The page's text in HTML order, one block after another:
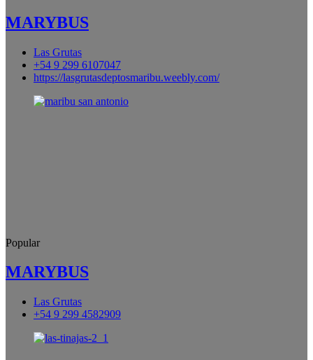
MARYBUS
Las Grutas
+54 9 299 6107047
https://lasgrutasdeptosmaribu.weebly.com/
Popular
MARYBUS
Las Grutas
+54 9 299 4582909